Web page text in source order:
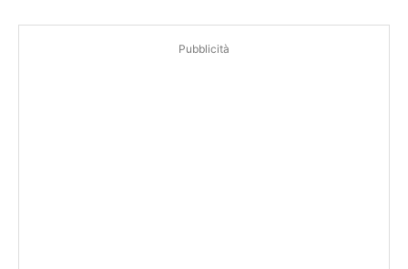
Pubblicità